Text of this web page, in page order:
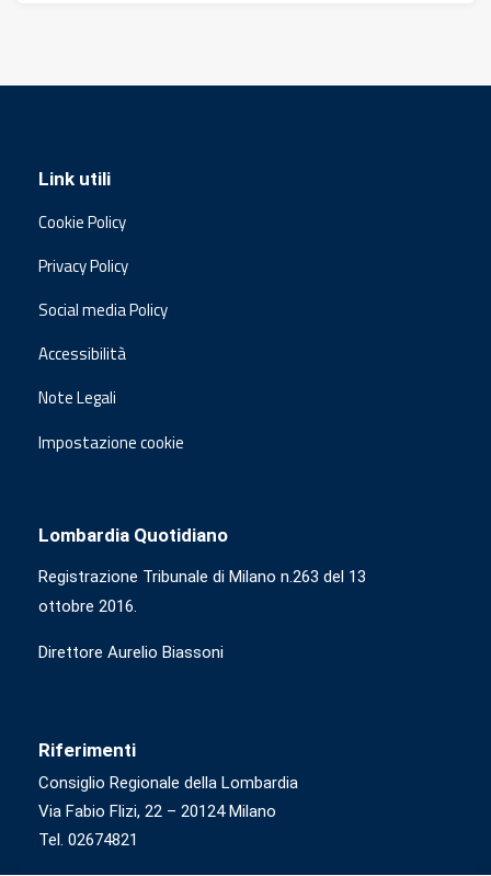
Link utili
Cookie Policy
Privacy Policy
Social media Policy
Accessibilità
Note Legali
Impostazione cookie
Lombardia Quotidiano
Registrazione Tribunale di Milano n.263 del 13
ottobre 2016.
Direttore Aurelio Biassoni
Riferimenti
Consiglio Regionale della Lombardia
Via Fabio Flizi, 22 – 20124 Milano
Tel. 02674821